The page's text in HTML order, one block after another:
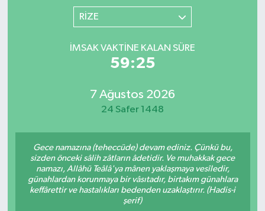
RİZE
İMSAK VAKTINE KALAN SÜRE
59:25
7 Ağustos 2026
24 Safer 1448
Gece namazına (teheccüde) devam ediniz. Çünkü bu,
sizden önceki sâlih zâtların âdetidir. Ve muhakkak gece
namazı, Allâhü Teâlâ'ya mânen yaklaşmaya vesîledir,
günahlardan korunmaya bir vâsıtadır, birtakım günahlara
keffârettir ve hastalıkları bedenden uzaklaştırır. (Hadis-i
şerif)
Son Dakika Haberleri